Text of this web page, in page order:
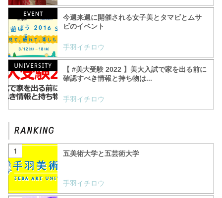
今週来週に開催される女子美とタマビとムサ
ビのイベント
手羽イチロウ
【 #美大受験 2022 】美大入試で家を出る前に
確認すべき情報と持ち物は...
手羽イチロウ
五美術大学と五芸術大学
手羽イチロウ